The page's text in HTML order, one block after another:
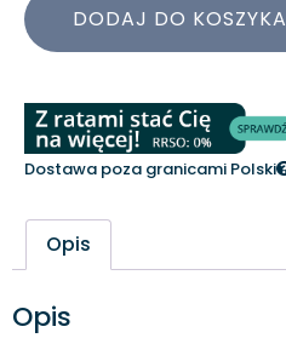
DODAJ DO KOSZYKA
Dostawa poza granicami Polski
Opis
Opis